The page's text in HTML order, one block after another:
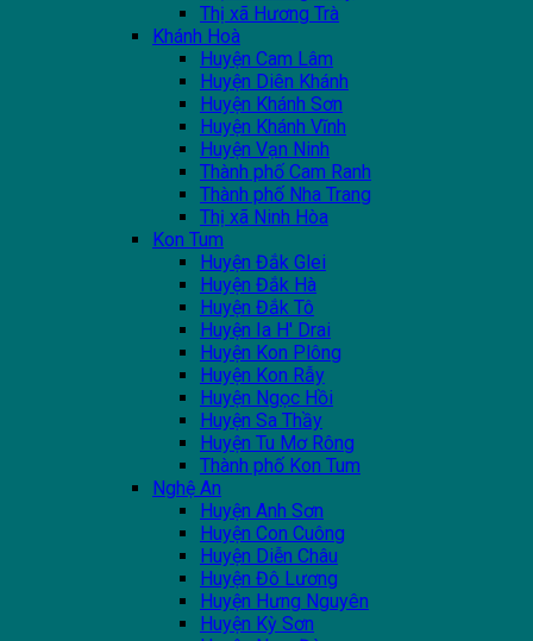
Thị xã Hương Trà
Khánh Hoà
Huyện Cam Lâm
Huyện Diên Khánh
Huyện Khánh Sơn
Huyện Khánh Vĩnh
Huyện Vạn Ninh
Thành phố Cam Ranh
Thành phố Nha Trang
Thị xã Ninh Hòa
Kon Tum
Huyện Đắk Glei
Huyện Đắk Hà
Huyện Đắk Tô
Huyện Ia H' Drai
Huyện Kon Plông
Huyện Kon Rẫy
Huyện Ngọc Hồi
Huyện Sa Thầy
Huyện Tu Mơ Rông
Thành phố Kon Tum
Nghệ An
Huyện Anh Sơn
Huyện Con Cuông
Huyện Diễn Châu
Huyện Đô Lương
Huyện Hưng Nguyên
Huyện Kỳ Sơn